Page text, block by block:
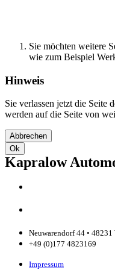
Sie möchten weitere
wie zum Beispiel
Hinweis
Sie verlassen jetzt die Seite
werden auf die Seite von
Abbrechen
Ok
Kapralow
Neuwarendorf 44 • 48231
+49 (0)177 4823169
Impressum